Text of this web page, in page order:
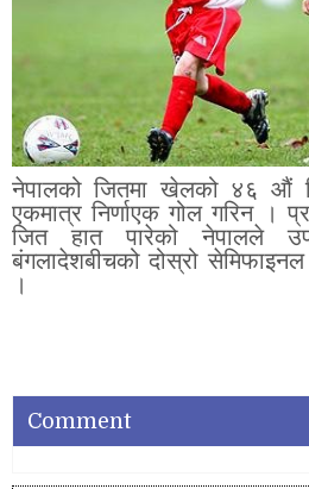
नेपालको जितमा खेलको ४६ औं
एकमात्र निर्णाएक गोल गरिन ।
जित हात पारेको नेपालले
बंगलादेशबीचको दोस्रो
।
Comment